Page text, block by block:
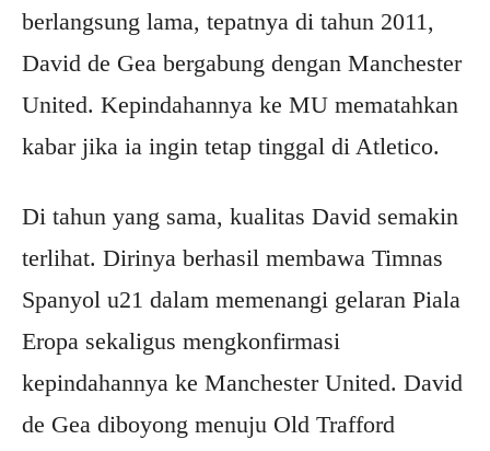
berlangsung lama, tepatnya di tahun 2011,
David de Gea bergabung dengan Manchester
United. Kepindahannya ke MU mematahkan
kabar jika ia ingin tetap tinggal di Atletico.
Di tahun yang sama, kualitas David semakin
terlihat. Dirinya berhasil membawa Timnas
Spanyol u21 dalam memenangi gelaran Piala
Eropa sekaligus mengkonfirmasi
kepindahannya ke Manchester United. David
de Gea diboyong menuju Old Trafford